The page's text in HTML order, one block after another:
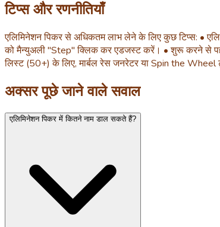
टिप्स और रणनीतियाँ
एलिमिनेशन पिकर से अधिकतम लाभ लेने के लिए कुछ टिप्स: •
को मैन्युअली "Step" क्लिक कर एडजस्ट करें। • शुरू करने से पहले
लिस्ट (50+) के लिए, मार्बल रेस जनरेटर या Spin the
अक्सर पूछे जाने वाले सवाल
एलिमिनेशन पिकर में कितने नाम डाल सकते हैं?